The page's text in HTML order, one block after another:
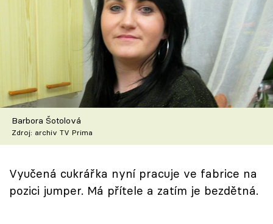
Recepty
TV Program
Škola vaření
Recepty z TV
Speciál: Cuketa
Těhotnej kuchař
Barbora Šotolová
Zdroj: archiv TV Prima
Vyučená cukrářka nyní pracuje ve fabrice na
pozici jumper. Má přítele a zatím je bezdětná.